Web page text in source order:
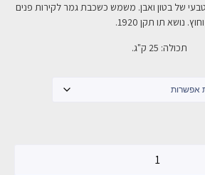
של בטון ואבן. משמש כשכבת גמר לקירות פנים
וחוץ. נושא תו תקן 1920.
תכולה: 25 ק"ג.